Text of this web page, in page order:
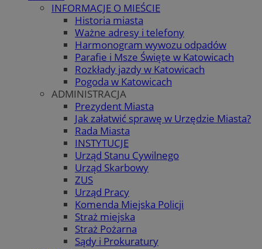
INFORMACJE O MIEŚCIE
Historia miasta
Ważne adresy i telefony
Harmonogram wywozu odpadów
Parafie i Msze Święte w Katowicach
Rozkłady jazdy w Katowicach
Pogoda w Katowicach
ADMINISTRACJA
Prezydent Miasta
Jak załatwić sprawę w Urzędzie Miasta?
Rada Miasta
INSTYTUCJE
Urząd Stanu Cywilnego
Urząd Skarbowy
ZUS
Urząd Pracy
Komenda Miejska Policji
Straż miejska
Straż Pożarna
Sądy i Prokuratury